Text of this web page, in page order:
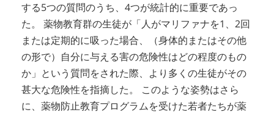
する5つの質問のうち、4つが統計的に重要であっ
た。 薬物教育群の生徒が「人がマリファナを1、2回
または定期的に吸った場合、（身体的またはその他
の形で）自分に与える害の危険性はどの程度のもの
か」という質問をされた際、より多くの生徒がその
甚大な危険性を指摘した。 このような姿勢はさら
に、薬物防止教育プログラムを受けた若者たちが薬